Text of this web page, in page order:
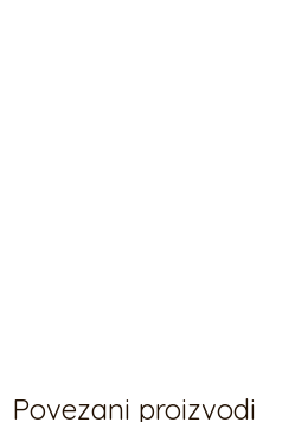
Povezani proizvodi